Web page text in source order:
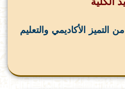
الأكاديمي والتعليم